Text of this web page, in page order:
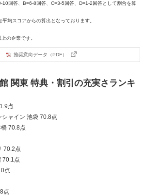
回答、B=6-8回答、C=3-5回答、D=1-2回答として割合を算
均スコアからの算出となっております。
の企業です。
推奨意向データ（PDF）
関東 特典・割引の充実さランキ
点
ャイン 池袋 70.8点
70.8点
70.2点
70.1点
点
点